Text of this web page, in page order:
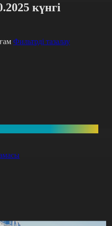
күнгі
Фильтрді тазалау